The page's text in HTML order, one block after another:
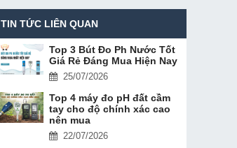
TIN TỨC LIÊN QUAN
Top 3 Bút Đo Ph Nước Tốt
Giá Rẻ Đáng Mua Hiện Nay
25/07/2026
Top 4 máy đo pH đất cầm
tay cho độ chính xác cao
nên mua
22/07/2026